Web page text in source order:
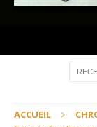
ACCUEIL